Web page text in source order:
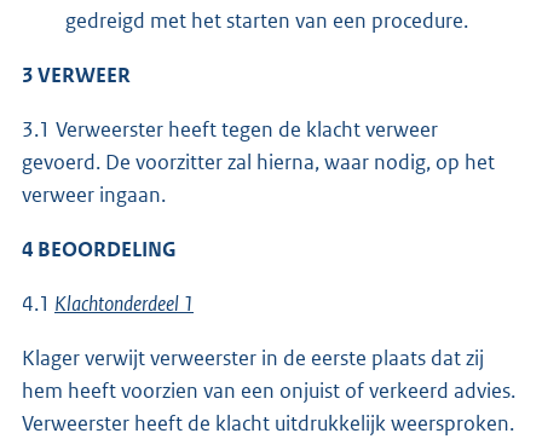
gedreigd met het starten van een procedure.
3 VERWEER
3.1 Verweerster heeft tegen de klacht verweer
gevoerd. De voorzitter zal hierna, waar nodig, op het
verweer ingaan.
4 BEOORDELING
4.1 Klachtonderdeel 1
Klager verwijt verweerster in de eerste plaats dat zij
hem heeft voorzien van een onjuist of verkeerd advies.
Verweerster heeft de klacht uitdrukkelijk weersproken.